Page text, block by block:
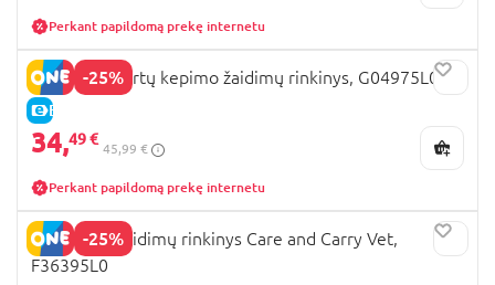
Perkant papildomą prekę internetu
-25%
E-KAINA
PLAY-DOH tortų kepimo žaidimų rinkinys, G04975L0
34,49 €
45,99 €
Perkant papildomą prekę internetu
-25%
PLAY DOH žaidimų rinkinys Care and Carry Vet,
F36395L0